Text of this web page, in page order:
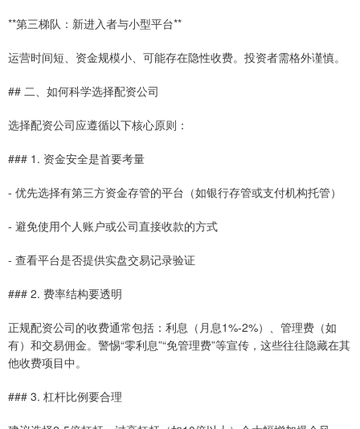
**第三梯队：新进入者与小型平台**
运营时间短、资金规模小、可能存在隐性收费。投资者需格外谨慎。
## 二、如何科学选择配资公司
选择配资公司应遵循以下核心原则：
### 1. 资金安全是首要考量
- 优先选择有第三方资金存管的平台（如银行存管或支付机构托管）
- 避免使用个人账户或公司直接收款的方式
- 查看平台是否提供实盘交易记录验证
### 2. 费率结构要透明
正规配资公司的收费通常包括：利息（月息1%-2%）、管理费（如
有）和交易佣金。警惕“零利息”“免管理费”等宣传，这些往往隐藏在其
他收费项目中。
### 3. 杠杆比例要合理